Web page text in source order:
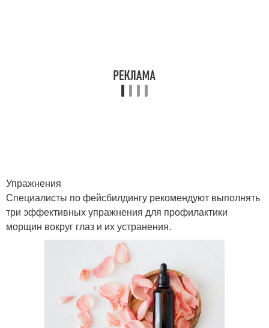
Упражнения
Специалисты по фейсбилдингу рекомендуют выполнять
три эффективных упражнения для профилактики
морщин вокруг глаз и их устранения.